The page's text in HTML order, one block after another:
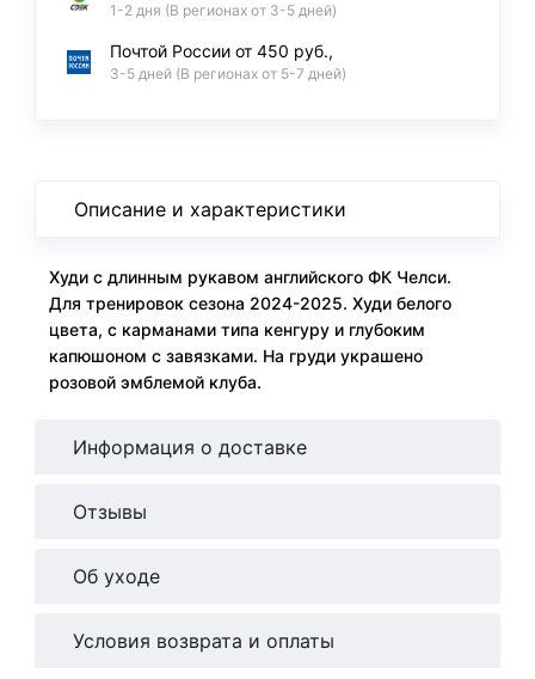
1-2 дня (В регионах от 3-5 дней)
Почтой России от 450 руб.,
3-5 дней (В регионах от 5-7 дней)
Описание и характеристики
Худи с длинным рукавом английского ФК Челси.
Для тренировок сезона 2024-2025. Худи белого
цвета, с карманами типа кенгуру и глубоким
капюшоном с завязками. На груди украшено
розовой эмблемой клуба.
Информация о доставке
Отзывы
Об уходе
Условия возврата и оплаты